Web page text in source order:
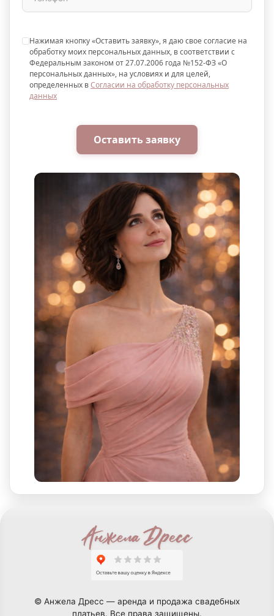
Нажимая кнопку «Оставить заявку», я даю свое согласие на
обработку моих персональных данных, в соответствии с
Федеральным законом от 27.07.2006 года №152-ФЗ «О
персональных данных», на условиях и для целей,
определенных вСогласии на обработку персональных
данных
Оставить заявку
© Анжела Дресс — аренда и продажа свадебных
платьев. Все права защищены.